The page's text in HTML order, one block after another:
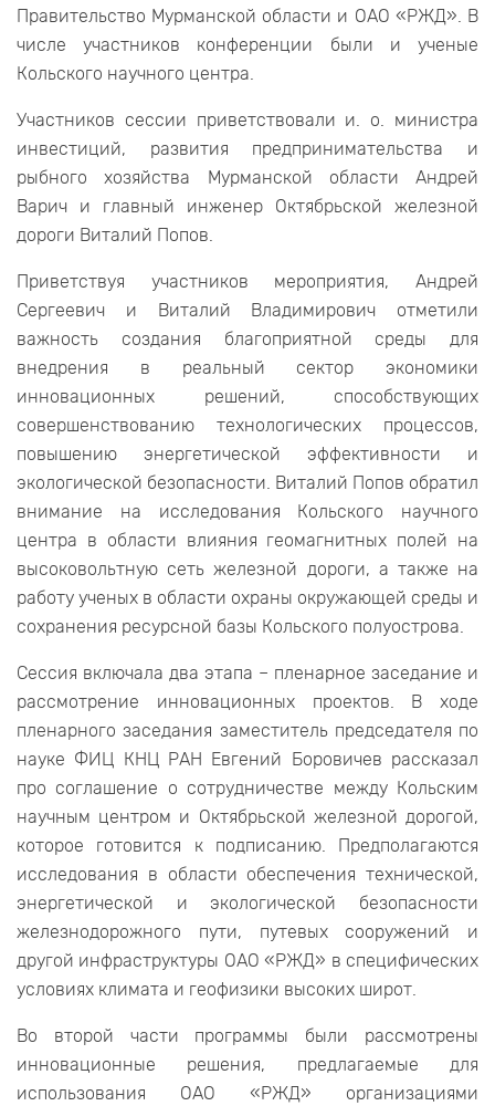
Правительство Мурманской области и ОАО «РЖД». В
числе участников конференции были и ученые
Кольского научного центра.
Участников сессии приветствовали и. о. министра
инвестиций, развития предпринимательства и
рыбного хозяйства Мурманской области Андрей
Варич и главный инженер Октябрьской железной
дороги Виталий Попов.
Приветствуя участников мероприятия, Андрей
Сергеевич и Виталий Владимирович отметили
важность создания благоприятной среды для
внедрения в реальный сектор экономики
инновационных решений, способствующих
совершенствованию технологических процессов,
повышению энергетической эффективности и
экологической безопасности. Виталий Попов обратил
внимание на исследования Кольского научного
центра в области влияния геомагнитных полей на
высоковольтную сеть железной дороги, а также на
работу ученых в области охраны окружающей среды и
сохранения ресурсной базы Кольского полуострова.
Сессия включала два этапа – пленарное заседание и
рассмотрение инновационных проектов. В ходе
пленарного заседания заместитель председателя по
науке ФИЦ КНЦ РАН Евгений Боровичев рассказал
про соглашение о сотрудничестве между Кольским
научным центром и Октябрьской железной дорогой,
которое готовится к подписанию. Предполагаются
исследования в области обеспечения технической,
энергетической и экологической безопасности
железнодорожного пути, путевых сооружений и
другой инфраструктуры ОАО «РЖД» в специфических
условиях климата и геофизики высоких широт.
Во второй части программы были рассмотрены
инновационные решения, предлагаемые для
использования ОАО «РЖД» организациями